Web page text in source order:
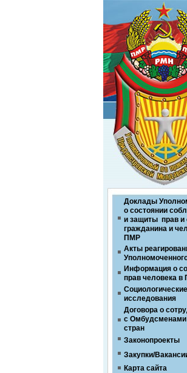
Доклады
о состоянии
и защиты прав и
гражданина и
ПМР
Акты
Информация о
прав человека
Социологические
исследования
Договора о
с Омбудсменами
стран
Законопроекты
Закупки/
Карта сайта